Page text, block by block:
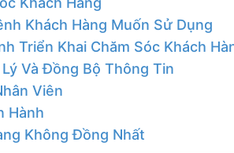
Khách Hàng Muốn Sử Dụng
Triển Khai Chăm Sóc Khách
Và Đồng Bộ Thông Tin
Viên
Hành
Không Đồng Nhất